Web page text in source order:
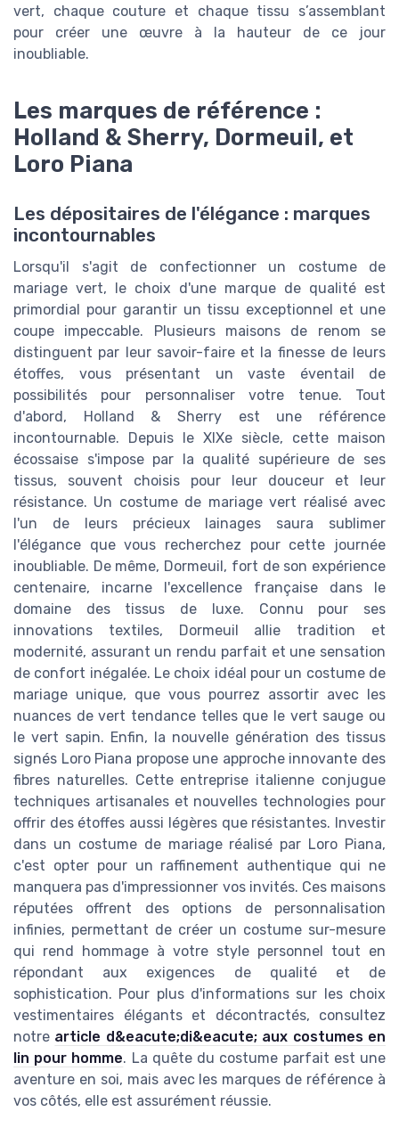
vert, chaque couture et chaque tissu s’assemblant
pour créer une œuvre à la hauteur de ce jour
inoubliable.
Les marques de référence :
Holland & Sherry, Dormeuil, et
Loro Piana
Les dépositaires de l'élégance : marques
incontournables
Lorsqu'il s'agit de confectionner un costume de
mariage vert, le choix d'une marque de qualité est
primordial pour garantir un tissu exceptionnel et une
coupe impeccable. Plusieurs maisons de renom se
distinguent par leur savoir-faire et la finesse de leurs
étoffes, vous présentant un vaste éventail de
possibilités pour personnaliser votre tenue. Tout
d'abord, Holland & Sherry est une référence
incontournable. Depuis le XIXe siècle, cette maison
écossaise s'impose par la qualité supérieure de ses
tissus, souvent choisis pour leur douceur et leur
résistance. Un costume de mariage vert réalisé avec
l'un de leurs précieux lainages saura sublimer
l'élégance que vous recherchez pour cette journée
inoubliable. De même, Dormeuil, fort de son expérience
centenaire, incarne l'excellence française dans le
domaine des tissus de luxe. Connu pour ses
innovations textiles, Dormeuil allie tradition et
modernité, assurant un rendu parfait et une sensation
de confort inégalée. Le choix idéal pour un costume de
mariage unique, que vous pourrez assortir avec les
nuances de vert tendance telles que le vert sauge ou
le vert sapin. Enfin, la nouvelle génération des tissus
signés Loro Piana propose une approche innovante des
fibres naturelles. Cette entreprise italienne conjugue
techniques artisanales et nouvelles technologies pour
offrir des étoffes aussi légères que résistantes. Investir
dans un costume de mariage réalisé par Loro Piana,
c'est opter pour un raffinement authentique qui ne
manquera pas d'impressionner vos invités. Ces maisons
réputées offrent des options de personnalisation
infinies, permettant de créer un costume sur-mesure
qui rend hommage à votre style personnel tout en
répondant aux exigences de qualité et de
sophistication. Pour plus d'informations sur les choix
vestimentaires élégants et décontractés, consultez
notre article d&eacute;di&eacute; aux costumes en
lin pour homme. La quête du costume parfait est une
aventure en soi, mais avec les marques de référence à
vos côtés, elle est assurément réussie.